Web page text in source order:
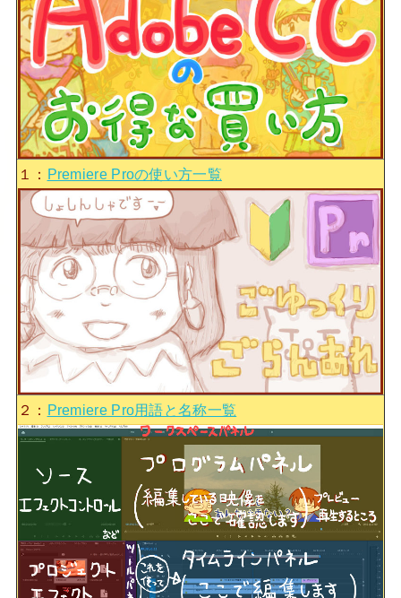
１： Premiere Proの使い方一覧
２： Premiere Pro用語と名称一覧